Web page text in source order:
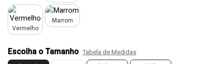
Vermelho
Marrom
Escolha o Tamanho Tabela de Medidas